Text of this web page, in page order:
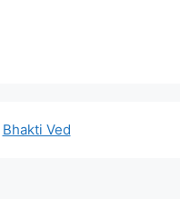
Bhakti Ved